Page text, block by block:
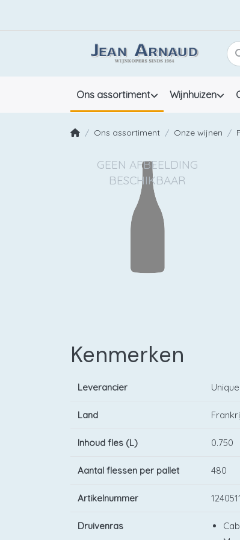
Ons assortiment Wijnhuizen
Ons assortiment Onze wijnen
Kenmerken
Leverancier
Land
Inhoud fles (L) 0.750
Aantal flessen per pallet 480
Artikelnummer
Druivenras